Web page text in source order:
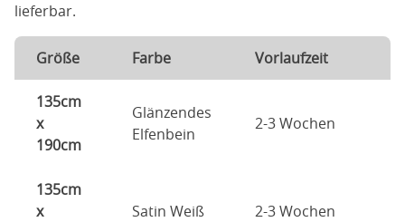
lieferbar.
Größe Farbe Vorlaufzeit
135cm
x
190cm
Glänzendes
Elfenbein
2-3 Wochen
135cm
x
Satin Weiß 2-3 Wochen